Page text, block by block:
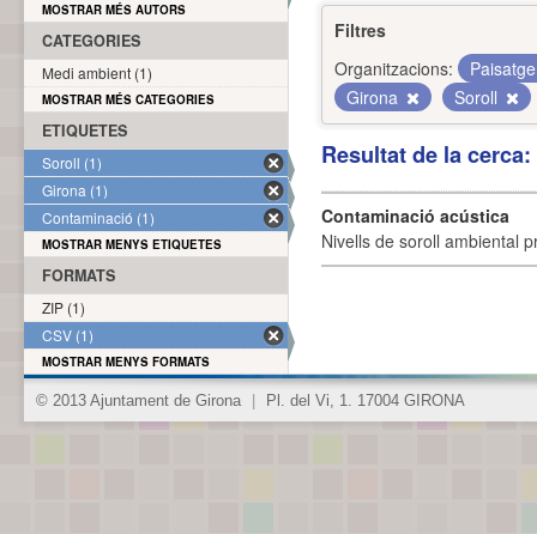
Filtres
Organitzacions:
Girona
Soroll
Resultat de la
Contaminació acústica
Nivells de soroll ambiental
MOSTRAR MÉS AUTORS
CATEGORIES
Medi ambient (1)
MOSTRAR MÉS CATEGORIES
ETIQUETES
Soroll (1)
Girona (1)
Contaminació (1)
MOSTRAR MENYS ETIQUETES
FORMATS
ZIP (1)
CSV (1)
MOSTRAR MENYS FORMATS
© 2013 Ajuntament de Girona Pl. del Vi, 1. 17004 GIRONA